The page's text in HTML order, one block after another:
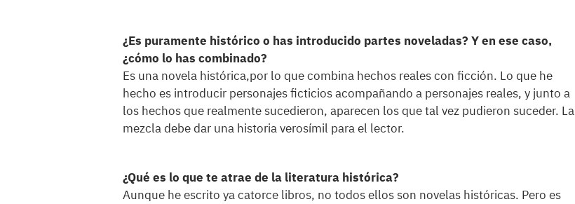
¿Es puramente histórico o has introducido partes noveladas? Y en ese caso,
¿cómo lo has combinado?
Es una novela histórica,por lo que combina hechos reales con ficción. Lo que he
hecho es introducir personajes ficticios acompañando a personajes reales, y junto a
los hechos que realmente sucedieron, aparecen los que tal vez pudieron suceder. La
mezcla debe dar una historia verosímil para el lector.
¿Qué es lo que te atrae de la literatura histórica?
Aunque he escrito ya catorce libros, no todos ellos son novelas históricas. Pero es